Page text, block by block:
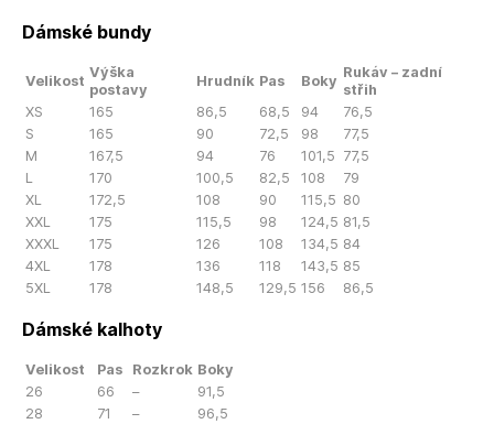
Dámské bundy
Velikost
Výška
postavy
Hrudník Pas Boky
Rukáv – zadní
střih
XS
165 86,5 68,5 94
76,5
S
165 90 72,5 98
77,5
M
167,5 94 76 101,5 77,5
L
170 100,5 82,5 108
79
XL
172,5 108 90 115,5 80
XXL
175 115,5 98 124,5 81,5
XXXL
175 126 108 134,5 84
4XL
178 136 118 143,5 85
5XL
178 148,5 129,5 156 86,5
Dámské kalhoty
Velikost Pas Rozkrok Boky
26
66 –
91,5
28
71 –
96,5